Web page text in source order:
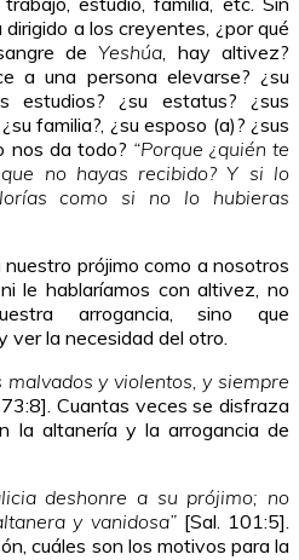
a los creyentes, ¿por qué
deYeshúa, hay altivez?
a una persona elevarse? ¿su
estudios? ¿su estatus? ¿sus
familia?, ¿su esposo (a)? ¿sus
nos da todo? “Porque ¿quién te
no hayas recibido? Y si lo
como si no lo hubieras
prójimo como a nosotros
le hablaríamos con altivez, no
arrogancia, sino que
ver la necesidad del otro.
malvados y violentos, y siempre
Cuantas veces se disfraza
la altanería y la arrogancia de
deshonre a su prójimo; no
y vanidosa”[Sal. 101:5].
cuáles son los motivos para la